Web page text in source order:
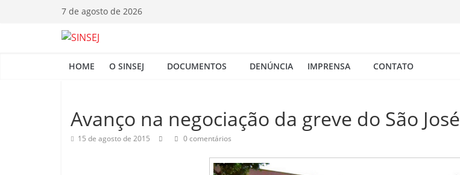
7 de agosto de 2026
S
N
S
HOME O SINSEJ DOCUMENTOS DENÚNCIA IMPRENSA CONTATO
Avanço na negociação da greve do São José
15 de agosto de 2015 0 comentários